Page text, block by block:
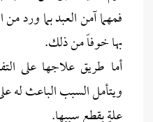
فمهما آمن العبد بما ورد من
بها خوفاً من ذلك.
أما طريق علاجها على
ويتأمل السبب الباعث له